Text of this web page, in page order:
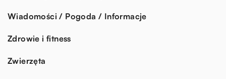
Wiadomości / Pogoda / Informacje
Zdrowie i fitness
Zwierzęta